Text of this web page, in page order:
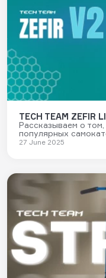
TECH TEAM
Рассказываем о
популярных
27 June 2025